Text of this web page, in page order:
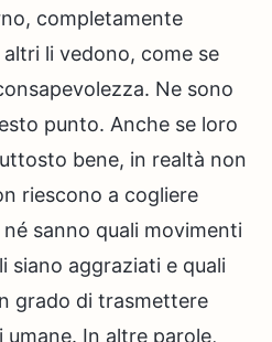
completamente
li vedono, come se
Ne sono
punto. Anche se loro
bene, in realtà non
riescono a cogliere
né sanno quali movimenti
siano aggraziati e quali
grado di trasmettere
In altre parole,